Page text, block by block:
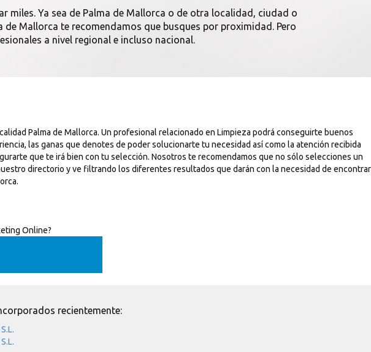
Ya sea de Palma de Mallorca o de otra localidad, ciudad o
Mallorca te recomendamos que busques por proximidad. Pero
a nivel regional e incluso nacional.
Palma de Mallorca. Un profesional relacionado en Limpieza podrá conseguirte buenos
las ganas que denotes de poder solucionarte tu necesidad así como la atención recibida
que te irá bien con tu selección. Nosotros te recomendamos que no sólo selecciones un
directorio y ve filtrando los diferentes resultados que darán con la necesidad de encontrar
Online?
recientemente: